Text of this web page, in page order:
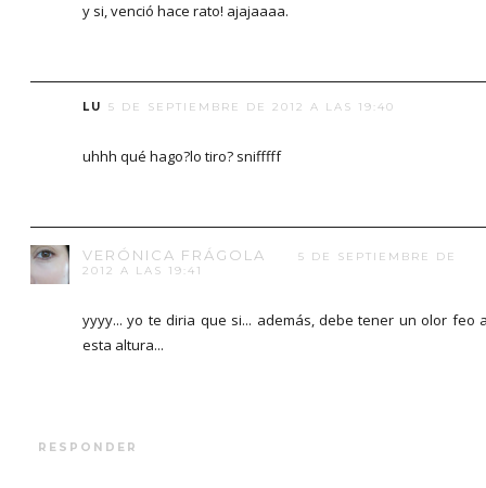
y si, venció hace rato! ajajaaaa.
LU 5 DE SEPTIEMBRE DE 2012 A LAS 19:40
uhhh qué hago?lo tiro? snifffff
VERÓNICA FRÁGOLA
5 DE SEPTIEMBRE DE
2012 A LAS 19:41
yyyy... yo te diria que si... además, debe tener un olor feo
esta altura...
RESPONDER